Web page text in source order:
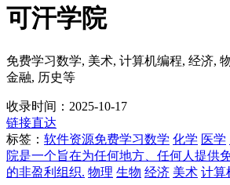
可汗学院
免费学习数学, 美术, 计算机编程, 经济,
金融, 历史等
收录时间：2025-10-17
链接直达
标签： 软件资源免费学习数学 化学 医学
院是一个旨在为任何地方、任何人提供
的非盈利组织. 物理 生物 经济 美术 计算